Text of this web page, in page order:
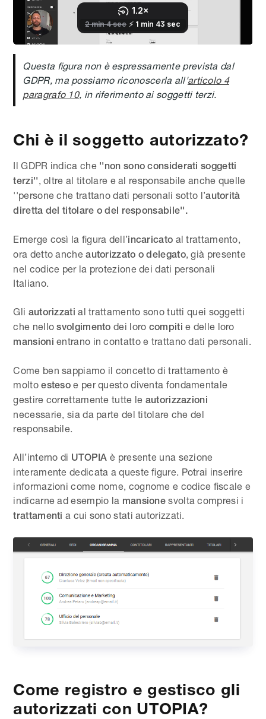
Questa figura non è espressamente prevista dal
GDPR, ma possiamo riconoscerla all'articolo 4
paragrafo 10, in riferimento ai soggetti terzi.
Chi è il soggetto autorizzato?
Il GDPR indica che ''non sono considerati soggetti
terzi'' , oltre al titolare e al responsabile anche quelle
''persone che trattano dati personali sotto l’autorità
diretta del titolare o del responsabile''.
Emerge così la figura dell’incaricato al trattamento,
ora detto ancheautorizzato o delegato, già presente
nel codice per la protezione dei dati personali
Italiano.
Gli autorizzatial trattamento sono tutti quei soggetti
che nellosvolgimento dei loro compitie delle loro
mansionientrano in contatto e trattano dati personali.
Come ben sappiamo il concetto di trattamento è
moltoestesoe per questo diventa fondamentale
gestire correttamente tutte le autorizzazioni
necessarie, sia da parte del titolare che del
responsabile.
All’interno di UTOPIAè presente una sezione
interamente dedicata a queste figure. Potrai inserire
informazioni come nome, cognome e codice fiscale e
indicarne ad esempio la mansionesvolta compresi i
trattamentia cui sono stati autorizzati.
Come registro e gestisco gli
autorizzati con UTOPIA?